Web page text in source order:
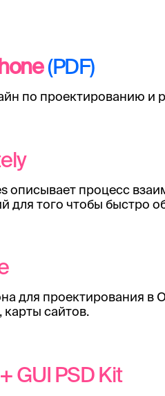
(PDF)
по проектированию и
описывает процесс
для того чтобы быстро
для проектирования в
сайтов.
GUI PSD Kit